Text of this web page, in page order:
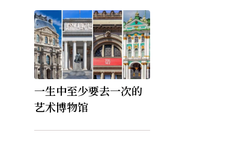
一生中至少要去一次的
艺术博物馆